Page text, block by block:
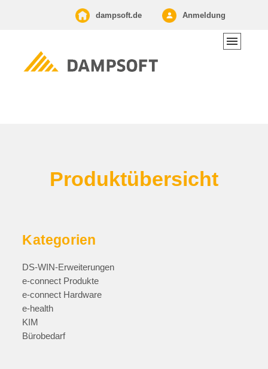
dampsoft.de Anmeldung
Produkt­übersicht
Kategorien
DS-WIN-Erweiterungen
e-connect Produkte
e-connect Hardware
e-health
KIM
Bürobedarf